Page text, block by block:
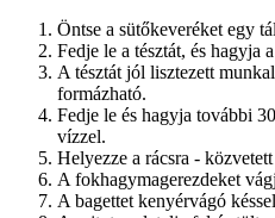
Öntse a sütőkeveréket egy
Fedje le a tésztát, és hagyja
A tésztát jól lisztezett
formázható.
Fedje le és hagyja további
vízzel.
Helyezze a rácsra -
A fokhagymagerezdeket
A bagettet kenyérvágó